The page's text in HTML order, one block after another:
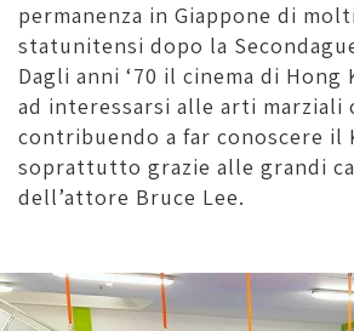
permanenza in Giappone di
statunitensi dopo la
Dagli anni ‘70 il cinema di Hong
ad interessarsi alle arti marziali
contribuendo a far conoscere il
soprattutto grazie alle grandi
dell’attore Bruce Lee.